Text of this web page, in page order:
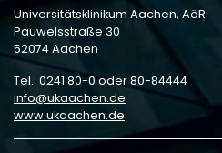
Universitätsklinikum Aachen, AöR
Pauwelsstraße 30
52074 Aachen
Tel.: 0241 80-0 oder 80-84444
info
ukaachen de
www.ukaachen.de